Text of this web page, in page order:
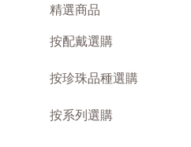
精選商品
按配戴選購
按珍珠品種選購
按系列選購